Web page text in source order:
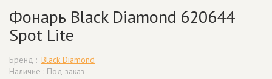
Фонарь Black Diamond 620644
Spot Lite
Бренд : Black Diamond
Наличие : Под заказ